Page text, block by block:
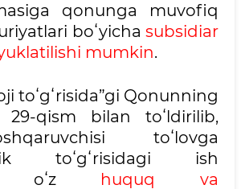
qonunga muvofiq
boʻyicha subsidiar
mumkin.
toʻgʻrisida”gi Qonunning
29-qism bilan toʻldirilib,
toʻlovga
toʻgʻrisidagi ish
oʻz huquq va